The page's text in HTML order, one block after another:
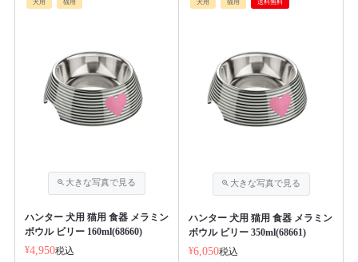
犬用 猫用
ハンター 犬用 猫用 食器 メラミン
ボウル ビリー 160ml(68660)
¥4,950税込
犬用 猫用 送料無料
ハンター 犬用 猫用 食器 メラミン
ボウル ビリー 350ml(68661)
¥6,050税込